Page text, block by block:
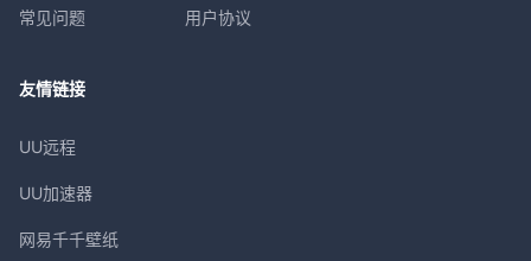
常见问题 用户协议
友情链接
UU远程
UU加速器
网易千千壁纸